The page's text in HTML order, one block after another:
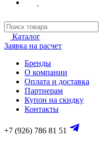
Каталог
Заявка на расчет
Бренды
О компании
Оплата и доставка
Партнерам
Купон на скидку
Контакты
+7 (926) 786 81 51